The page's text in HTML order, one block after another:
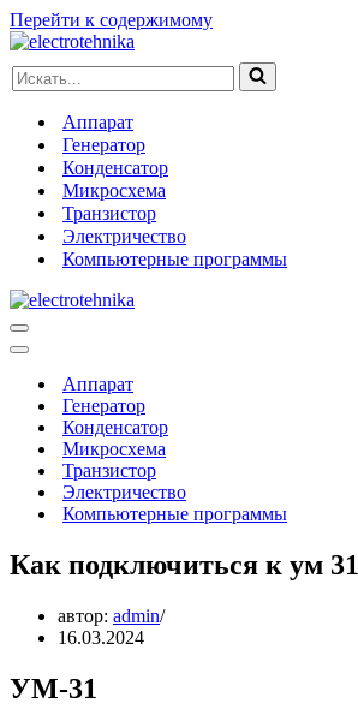
Перейти к содержимому
Искать...
Аппарат
Генератор
Конденсатор
Микросхема
Транзистор
Электричество
Компьютерные программы
Меню
навигации
Меню
навигацииАппарат
Генератор
Конденсатор
Микросхема
Транзистор
Электричество
Компьютерные программы
Как подключиться к ум 31
автор: admin
16.03.2024
УМ-31